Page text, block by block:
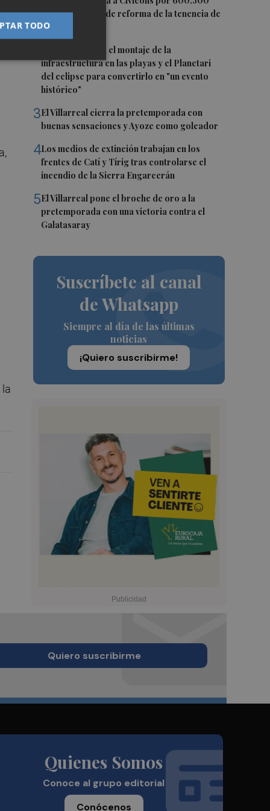
euros las obras de reforma de la tenencia de
alcaldía sur
Castelló acelera el montaje de la
infraestructura en las playas y el Planetari
del eclipse para convertirlo en "un evento
histórico"
3El Villarreal cierra la pretemporada con
buenas sensaciones y Ayoze como goleador
4Los medios de extinción trabajan en los
frentes de Catí y Tírig tras controlarse el
incendio de la Sierra Engarcerán
5El Villarreal pone el broche de oro a la
pretemporada con una victoria contra el
Galatasaray
Suscríbete al canal
de Whatsapp
Siempre al día de las últimas
noticias
¡Quiero suscribirme!
Quiero suscribirme
Quienes Somos
Conoce al grupo editorial
Conócenos
TODO